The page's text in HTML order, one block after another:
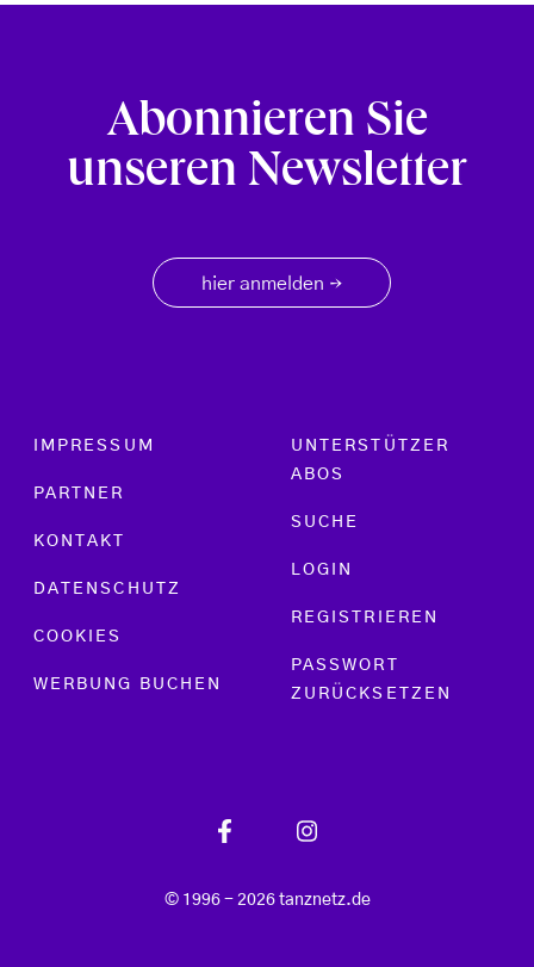
Abonnieren Sie
unseren Newsletter
hier anmelden →
Footer menu
IMPRESSUM
PARTNER
KONTAKT
DATENSCHUTZ
COOKIES
WERBUNG BUCHEN
UNTERSTÜTZER
ABOS
SUCHE
LOGIN
REGISTRIEREN
PASSWORT
ZURÜCKSETZEN
© 1996 - 2026 tanznetz.de